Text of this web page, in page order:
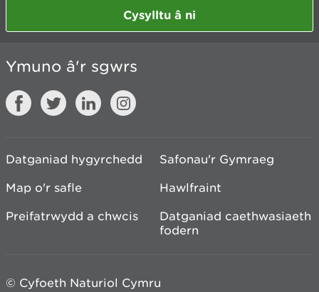
Cysylltu â ni
Ymuno â'r sgwrs
Datganiad hygyrchedd
Safonau'r Gymraeg
Map o'r safle
Hawlfraint
Preifatrwydd a chwcis
Datganiad caethwasiaeth
fodern
© Cyfoeth Naturiol Cymru